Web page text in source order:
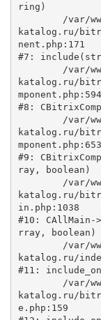
ring)
katalog.ru/
nent.php:171
#7:
katalog.ru/
mponent.php:594
#8:
katalog.ru/
mponent.php:653
#9:
ray, boolean)
katalog.ru/
in.php:1038
#10:
rray, boolean)
katalog.ru/
#11:
katalog.ru/
e.php:159